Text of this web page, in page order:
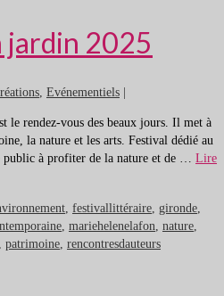
2025
, Evénementiels
le rendez-vous des beaux jours. Il met à
la nature et les arts. Festival dédié au
public à profiter de la nature et de … Lire
, festivallittéraire, gironde,
, mariehelenelafon, nature,
, patrimoine, rencontresdauteurs